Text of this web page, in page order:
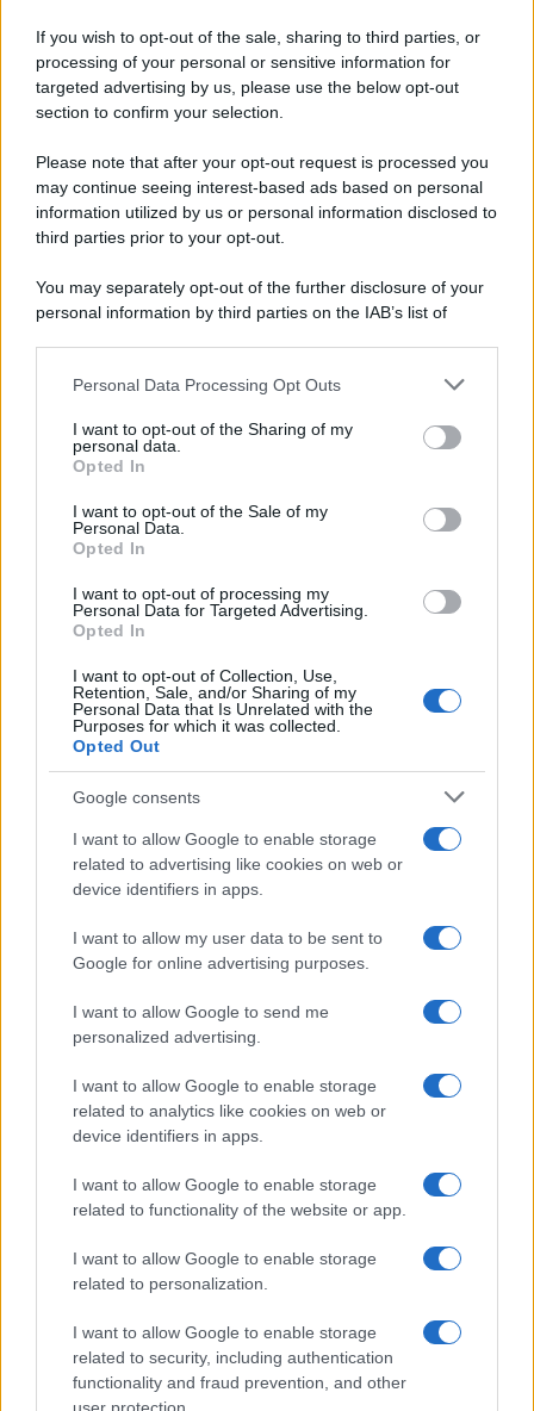
If you wish to opt-out of the sale, sharing to third parties, or
processing of your personal or sensitive information for
targeted advertising by us, please use the below opt-out
section to confirm your selection.
Please note that after your opt-out request is processed you
may continue seeing interest-based ads based on personal
information utilized by us or personal information disclosed to
third parties prior to your opt-out.
You may separately opt-out of the further disclosure of your
personal information by third parties on the IAB’s list of
This information may also be disclosed by us to third parties
disclose it to other third parties.
Please note that this website/app uses one or more Google
services and may gather and store information including but
not limited to your visit or usage behaviour. You may click to
grant or deny consent to Google and its third-party tags to
consent section.
Personal Data Processing Opt Outs
I want to opt-out of the Sharing of my
personal data.
Opted In
I want to opt-out of the Sale of my
Personal Data.
Opted In
I want to opt-out of processing my
Personal Data for Targeted Advertising.
Opted In
I want to opt-out of Collection, Use,
Retention, Sale, and/or Sharing of my
Personal Data that Is Unrelated with the
Purposes for which it was collected.
Opted Out
Google consents
I want to allow Google to enable storage
related to advertising like cookies on web or
device identifiers in apps.
I want to allow my user data to be sent to
Google for online advertising purposes.
I want to allow Google to send me
personalized advertising.
I want to allow Google to enable storage
related to analytics like cookies on web or
device identifiers in apps.
I want to allow Google to enable storage
related to functionality of the website or app.
I want to allow Google to enable storage
related to personalization.
I want to allow Google to enable storage
related to security, including authentication
functionality and fraud prevention, and other
GUIDE PER VIAGGIATORI
I Paesi dove puoi vivere una vacanza in
campeggio spendendo molto meno del
previsto
Lo sapevi che...
Il piccolo gioiello del Garda che
conquista con un lago davvero
speciale
Il cammino italiano che tutti possono
fare in un giorno conquista sempre più
viaggiatori
Il 12 agosto il cielo cambierà volto:
l’eclissi che mancava dal 1999 sarà
CHI
SIAMO
PARTNERSHIP E
ACCREDITAMENTI
© 2026 - VOLOSCONTATO CONSIGLI E DIARI DI VIAGGIO - P.IVA
04827280654 – TESTATA REGISTRATA AL TRIBUNALE DI NOCERA
35792 – ISCRITTA ALL’ANSO (ASSOCIAZIONE NAZIONALE STAMPA
ONLINE)
PRIVACY E NOTIFICHE
MAPPA DEL SITO